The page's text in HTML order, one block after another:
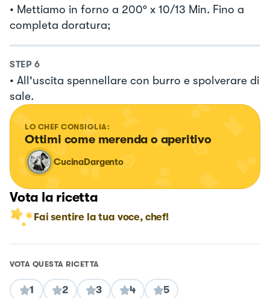
• Mettiamo in forno a 200° x 10/13 Min. Fino a
completa doratura;
STEP 6
• All'uscita spennellare con burro e spolverare di
sale.
LO CHEF CONSIGLIA:
Ottimi come merenda o aperitivo
CucinaDargento
Vota la ricetta
Fai sentire la tua voce, chef!
VOTA QUESTA RICETTA
1 2 3 4 5